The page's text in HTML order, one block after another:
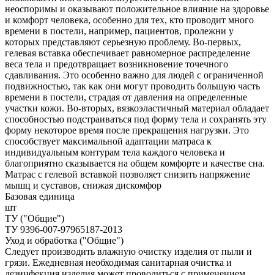
неоспоримы и оказывают положительное влияние на здоровье
и комфорт человека, особенно для тех, кто проводит много
времени в постели, например, пациентов, пролежни у
которых представляют серьезную проблему. Во-первых,
гелевая вставка обеспечивает равномерное распределение
веса тела и предотвращает возникновение точечного
сдавливания. Это особенно важно для людей с ограниченной
подвижностью, так как они могут проводить большую часть
времени в постели, страдая от давления на определенные
участки кожи. Во-вторых, вязкоэластичный материал обладает
способностью подстраиваться под форму тела и сохранять эту
форму некоторое время после прекращения нагрузки. Это
способствует максимальной адаптации матраса к
индивидуальным контурам тела каждого человека и
благоприятно сказывается на общем комфорте и качестве сна.
Матрас с гелевой вставкой позволяет снизить напряжение
мышц и суставов, снижая дискомфор
Базовая единица
шт
ТУ ("Общие")
ТУ 9396-007-97965187-2013
Уход и обработка ("Общие")
Следует производить влажную очистку изделия от пыли и
грязи. Ежедневная необходимая санитарная очистка и